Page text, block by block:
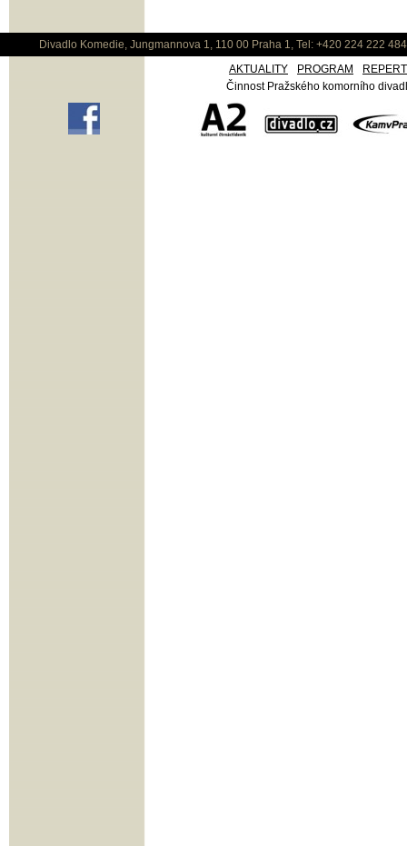
Divadlo Komedie, Jungmannova 1, 110 00 Praha 1, Tel: +420 224 222
AKTUALITY
PROGRAM
Činnost Pražského komorního